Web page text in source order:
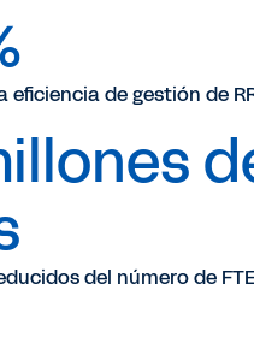
eficiencia de gestión de
del número de FTE